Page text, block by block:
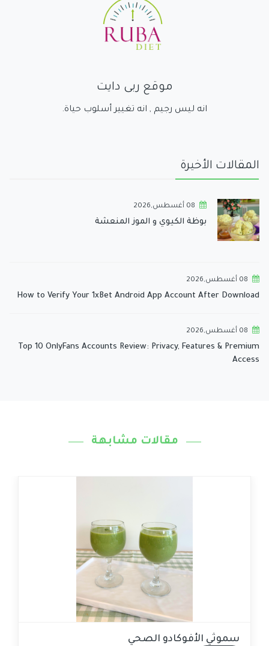
موقع ربى دايت
انه ليس رجيم , انه تغيير أسلوب حياة.
المقالات الأخيرة
08 أغسطس,2026
بوظة الكيوي و الموز المنعشة
08 أغسطس,2026
How to Verify Your 1xBet Android App Account After Download
08 أغسطس,2026
Top 10 OnlyFans Accounts Review: Privacy, Features & Premium
Access
مقالات مشابهة
سموثي الأفوكادو الصحي